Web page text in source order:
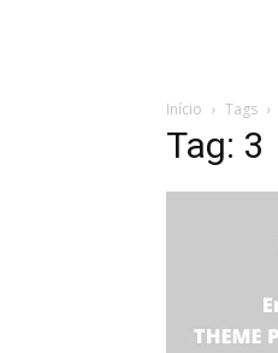
Início Tags
Tag: 3